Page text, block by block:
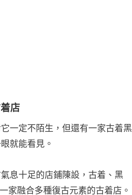
店
一定不陌生，但還有一家古着黑
就能看見。
息十足的店鋪陳設，古着、黑
家融合多種復古元素的古着店。